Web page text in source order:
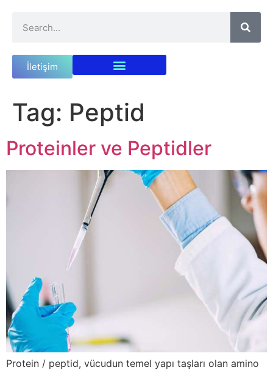
İletişim
Tag: Peptid
Proteinler ve Peptidler
Protein / peptid, vücudun temel yapı taşları olan amino